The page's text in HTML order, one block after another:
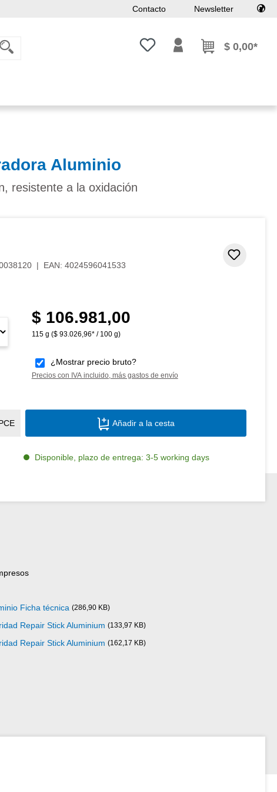
Contacto Newsletter
Tienes 0 artículos en tu lista de
$ 0,00*
Aluminio
resistente a la oxidación
| EAN: 4024596041533
Precio normal:
$ 106.981,00
115 g ($ 93.026,96* / 100 g)
¿Mostrar precio bruto?
Precios con IVA incluido, más gastos de envío
Cantidad del producto: introduce la
Añadir a la cesta
Disponible, plazo de entrega: 3-5 working days
Ficha técnica (286,90 KB)
Repair Stick Aluminium (133,97 KB)
Repair Stick Aluminium (162,17 KB)